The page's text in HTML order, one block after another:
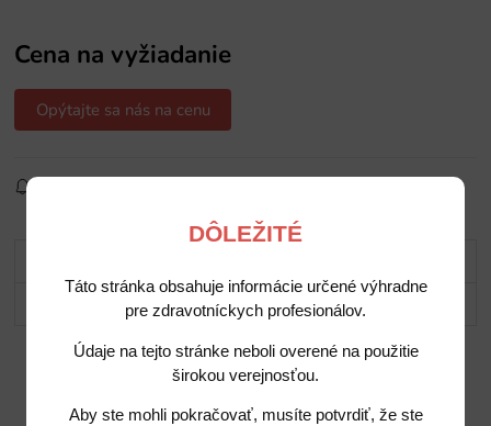
DÔLEŽITÉ
Táto stránka obsahuje informácie určené výhradne
pre zdravotníckych profesionálov.
Údaje na tejto stránke neboli overené na použitie
širokou verejnosťou.
Aby ste mohli pokračovať, musíte potvrdiť, že ste
Cena na vyžiadanie
Opýtajte sa nás na cenu
Potrebujete poradiť?